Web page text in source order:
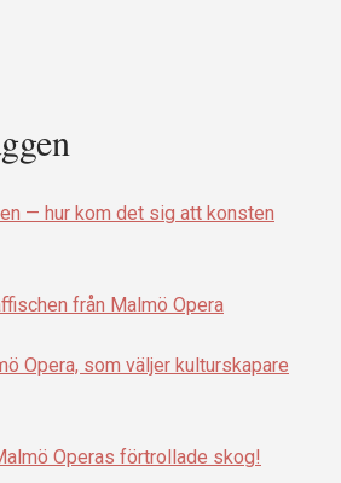
— hur kom det sig att konsten
från Malmö Opera
Opera, som väljer kulturskapare
Operas förtrollade skog!